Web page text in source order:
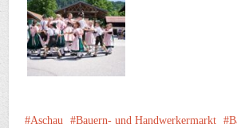
Aschau Bauern- und Handwerkermarkt